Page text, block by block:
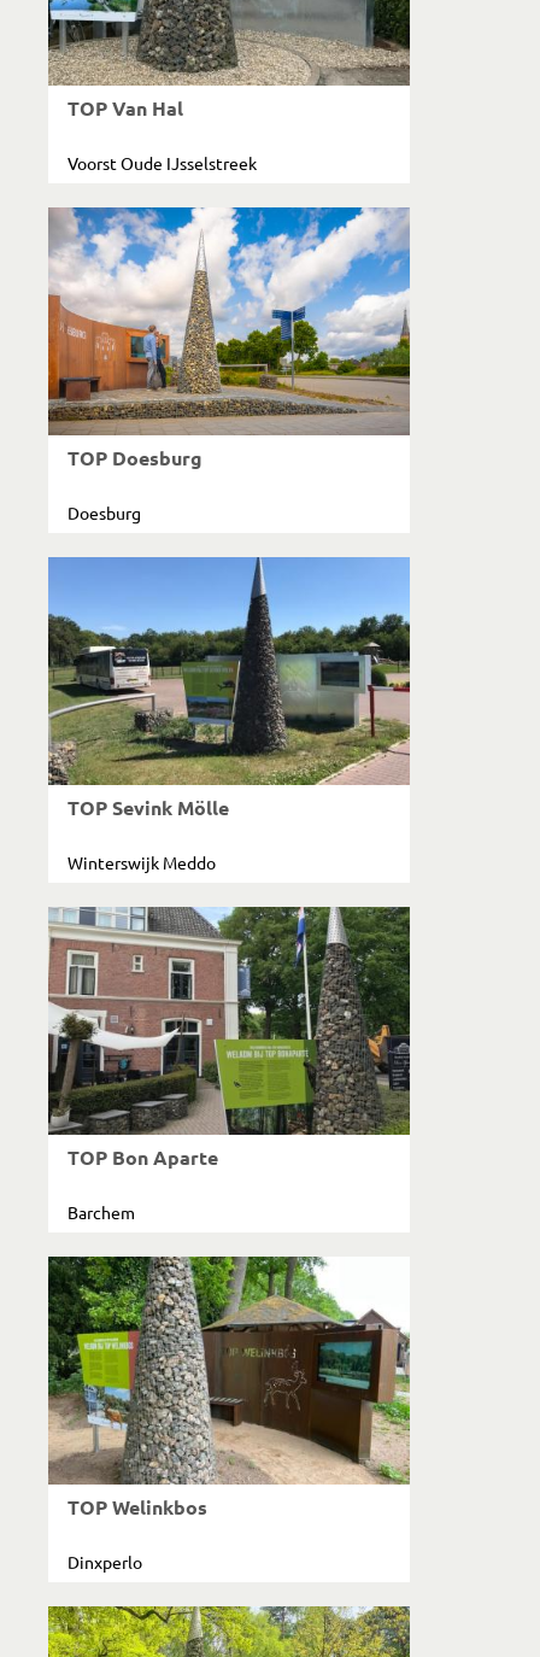
TOP Van Hal
Voorst Oude IJsselstreek
TOP Doesburg
Doesburg
TOP Sevink Mölle
Winterswijk Meddo
TOP Bon Aparte
Barchem
TOP Welinkbos
Dinxperlo